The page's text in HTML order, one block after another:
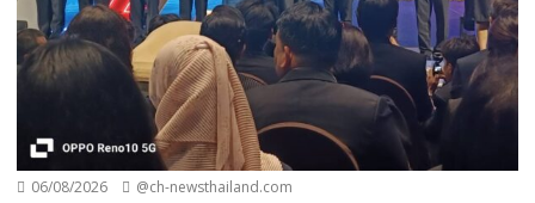
06/08/2026 @ch-newsthailand.com